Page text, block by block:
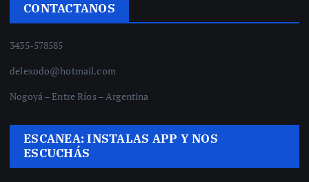
CONTACTANOS
3435-578585
delexodo@hotmail.com
Nogoyá – Entre Ríos – Argentina
ESCANEA: INSTALAS APP Y NOS
ESCUCHÁS